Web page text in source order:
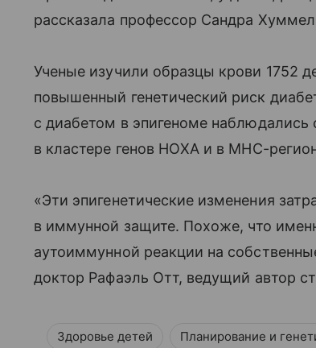
рассказала профессор Сандра
Ученые изучили образцы крови 1752
повышенный генетический риск
с диабетом в эпигеноме
в кластерe генов HOXA и в МНС-
«Эти эпигенетические изменения
в иммунной защите. Похоже, что
аутоиммунной реакции на
доктор Рафаэль Отт, ведущий автор
Здоровье детей Планирование и